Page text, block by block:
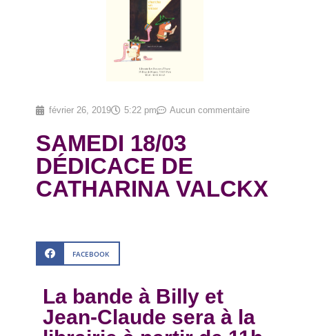
février 26, 2019 5:22 pm Aucun commentaire
SAMEDI 18/03
DÉDICACE DE
CATHARINA VALCKX
FACEBOOK
La bande à Billy et
Jean-Claude sera à la